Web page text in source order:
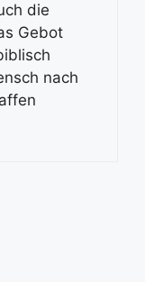
die
Gebot
nach